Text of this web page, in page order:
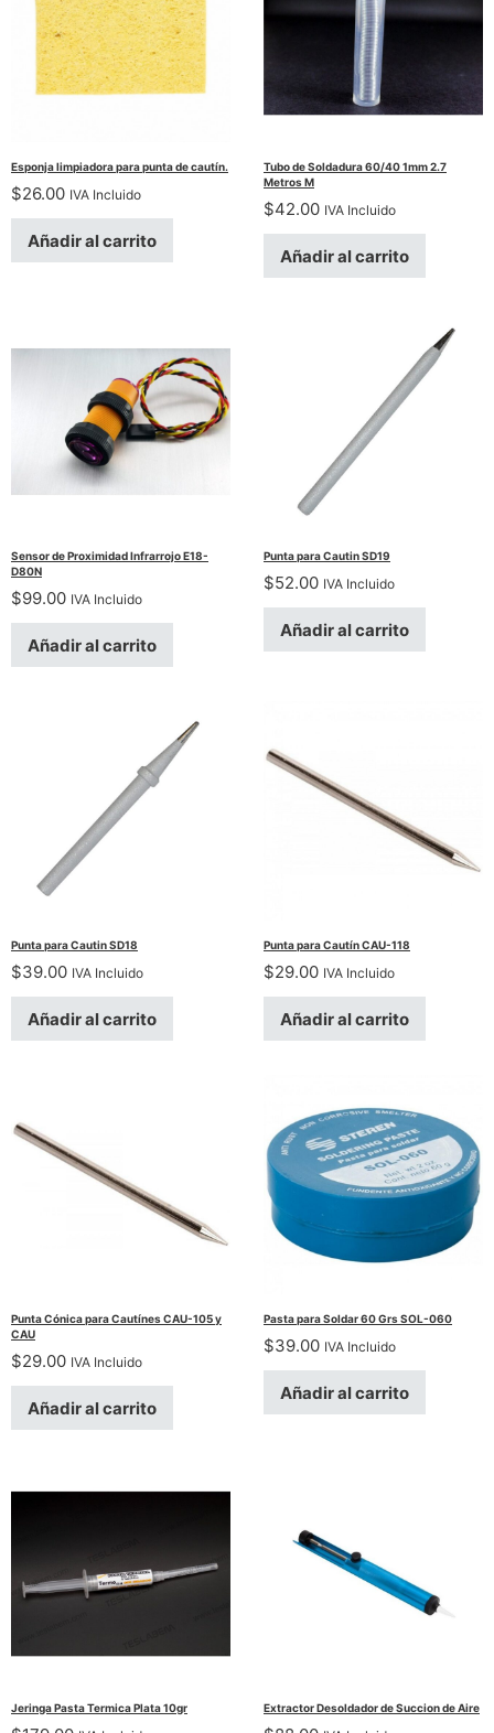
Esponja limpiadora para punta de cautín.
$26.00 IVA Incluido
Añadir al carrito
Tubo de Soldadura 60/40 1mm 2.7
Metros M
$42.00 IVA Incluido
Añadir al carrito
Sensor de Proximidad Infrarrojo E18-
D80N
$99.00 IVA Incluido
Añadir al carrito
Punta para Cautin SD19
$52.00 IVA Incluido
Añadir al carrito
Punta para Cautin SD18
$39.00 IVA Incluido
Añadir al carrito
Punta para Cautín CAU-118
$29.00 IVA Incluido
Añadir al carrito
Punta Cónica para Cautínes CAU-105 y
CAU
$29.00 IVA Incluido
Añadir al carrito
Pasta para Soldar 60 Grs SOL-060
$39.00 IVA Incluido
Añadir al carrito
Jeringa Pasta Termica Plata 10gr Extractor Desoldador de Succion de Aire